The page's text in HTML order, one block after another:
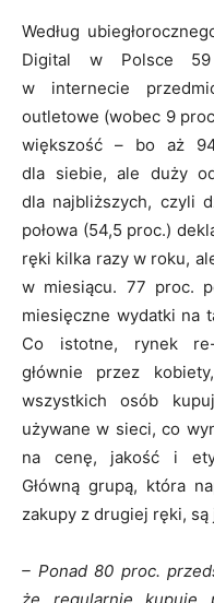
Według
Digital w Polsce 59
w internecie
outletowe (wobec 9
większość – bo aż
dla siebie, ale duży
dla najbliższych, czyli
połowa (54,5 proc.)
ręki kilka razy w roku,
w miesiącu. 77 proc.
miesięczne wydatki na
Co istotne, rynek re-
głównie przez
wszystkich osób
używane w sieci, co
na cenę, jakość i
Główną grupą, która
zakupy z drugiej ręki, są
– Ponad 80 proc.